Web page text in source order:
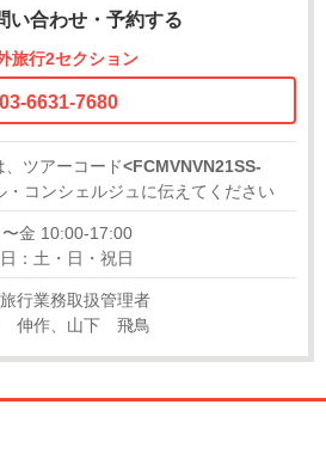
い合わせ・予約する
旅行2セクション
03-6631-7680
ツアーコード<FCMVNVN21SS-
・コンシェルジュに伝えてください
〜金 10:00-17:00
：土・日・祝日
行業務取扱管理者
伸作、山下 飛鳥